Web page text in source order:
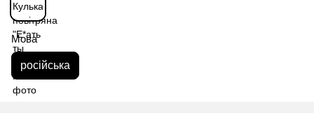
Мова
російська